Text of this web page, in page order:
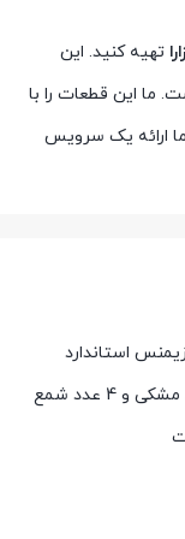
تهیه کنید. این
ما این قطعات را با
ارائه یک سرویس
استاندارد
این پک شامل یک دست کامل وایر استاندارد مشکی و 4 عدد شمع